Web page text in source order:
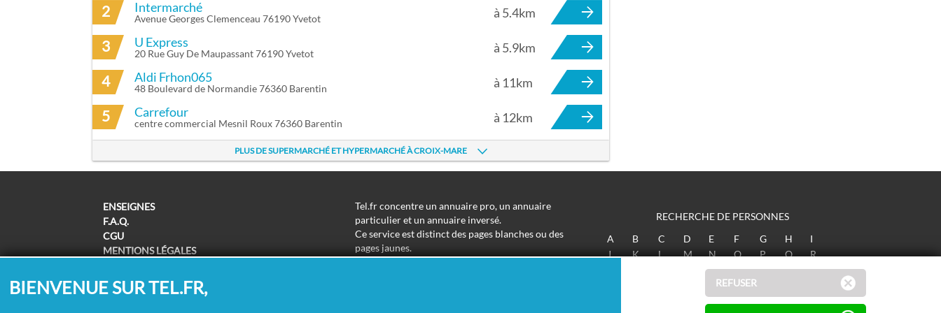
2 Intermarché
Avenue Georges Clemenceau 76190 Yvetot à 5.4km
3 U Express
20 Rue Guy De Maupassant 76190 Yvetot à 5.9km
4 Aldi Frhon065
48 Boulevard de Normandie 76360 Barentin à 11km
5 Carrefour
centre commercial Mesnil Roux 76360 Barentin à 12km
PLUS DE SUPERMARCHÉ ET HYPERMARCHÉ À CROIX-MARE
ENSEIGNES
F.A.Q.
CGU
MENTIONS LÉGALES
POLITIQUE DE COOKIES
MODIFIER MES CHOIX COOKIES
Tel.fr concentre un annuaire pro, un annuaire
particulier et un annuaire inversé.
Ce service est distinct des pages blanches ou des
pages jaunes.
Les informations utilisées peuvent donc varier en
RECHERCHE DE PERSONNES
A
B C D E F G H
I
J
K L M N O P Q
R
W X Y Z
BIENVENUE SUR TEL.FR, REFUSER